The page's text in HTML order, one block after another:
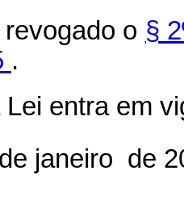
o §
.
entra em
janeiro de